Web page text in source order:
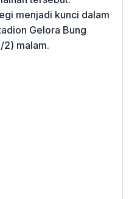
menjadi kunci dalam
Gelora Bung
2) malam.